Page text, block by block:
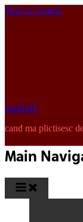
Skip to content
pinkISH
cand ma plictisesc
Main